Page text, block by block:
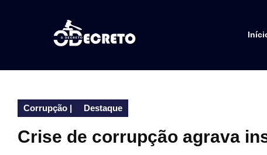
Corrupção | Destaque
Crise de corrupção agrava